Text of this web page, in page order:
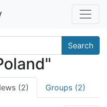
Search
(2) Groups (2)